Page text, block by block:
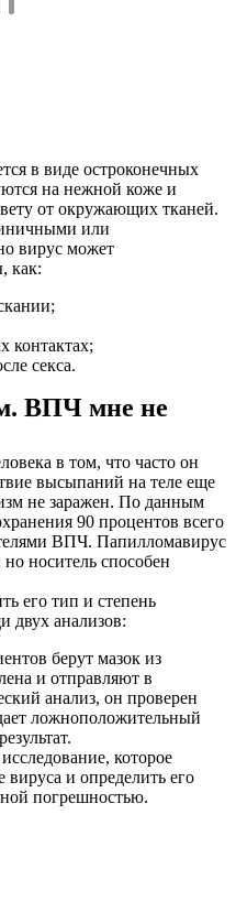
в виде остроконечных
на нежной коже и
от окружающих тканей.
или
вирус может
как:
контактах;
секса.
ВПЧ мне не
в том, что часто он
высыпаний на теле еще
не заражен. По данным
90 процентов всего
ВПЧ. Папилломавирус
носитель способен
его тип и степень
двух анализов:
берут мазок из
и отправляют в
анализ, он проверен
ложноположительный
которое
вируса и определить его
погрешностью.